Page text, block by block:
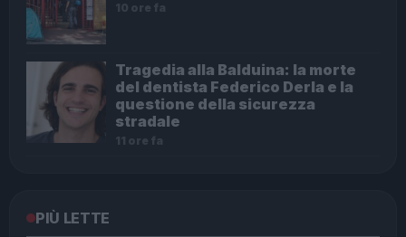
10 ore fa
Tragedia alla Balduina: la morte
del dentista Federico Derla e la
questione della sicurezza
stradale
11 ore fa
PIÙ LETTE